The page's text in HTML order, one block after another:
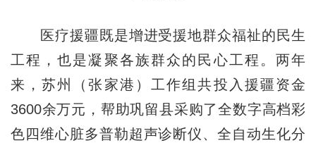
医疗援疆既是增进受援地群众福祉的民生
工程，也是凝聚各族群众的民心工程。两年
来，苏州（张家港）工作组共投入援疆资金
3600余万元，帮助巩留县采购了全数字高档彩
色四维心脏多普勒超声诊断仪、全自动生化分